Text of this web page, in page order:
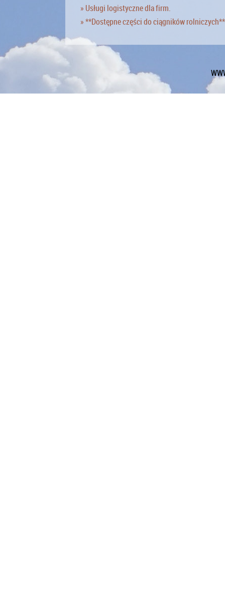
» Usługi logistyczne dla firm.
» **Dostępne części do ciągników rolniczych**